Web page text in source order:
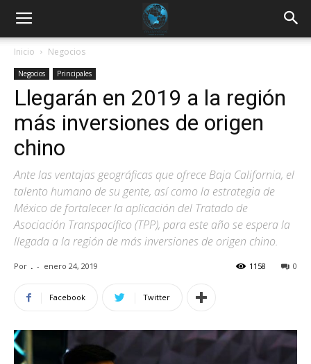
Inicio Negocios
Negocios Principales
Llegarán en 2019 a la región
más inversiones de origen
chino
Ante las ventajas geográficas que ofrece Baja California, el
talento humano de su gente, así como la estrategia de
México de fortalecer la aplicación del Tratado de
Asociación Transpacífico (TPP), para este año se espera la
llegada a la región de más inversiones de origen chino.
Por . - enero 24, 2019 0
1158
Facebook Twitter